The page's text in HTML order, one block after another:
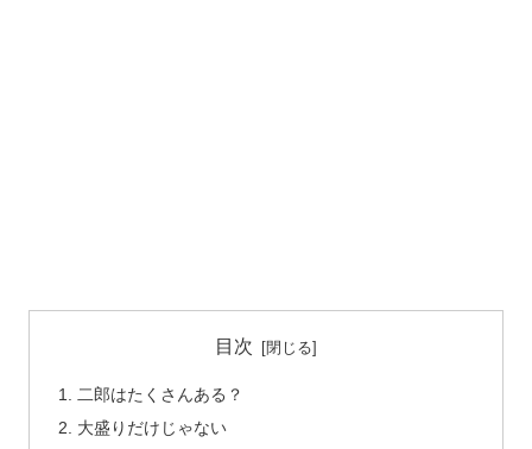
目次
二郎はたくさんある？
大盛りだけじゃない